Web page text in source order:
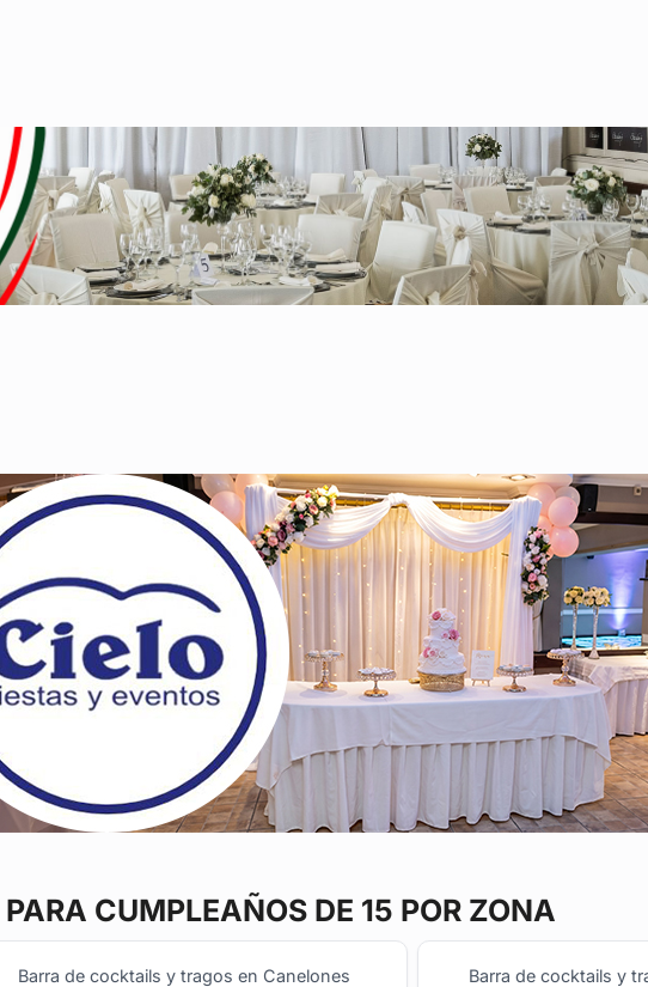
PARA CUMPLEAÑOS DE 15 POR ZONA
Barra de cocktails y tragos en Canelones Barra de cocktails y